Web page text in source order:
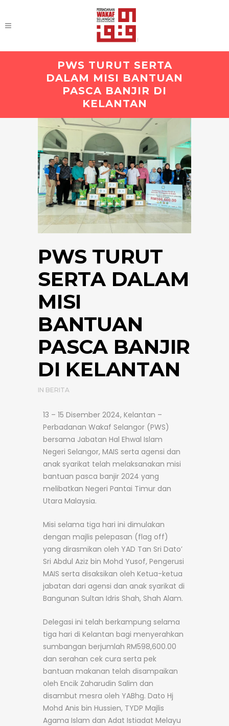
PWS TURUT SERTA
DALAM MISI BANTUAN
PASCA BANJIR DI
KELANTAN
PWS TURUT
SERTA DALAM
MISI
BANTUAN
PASCA BANJIR
DI KELANTAN
IN BERITA
13 – 15 Disember 2024, Kelantan –
Perbadanan Wakaf Selangor (PWS)
bersama Jabatan Hal Ehwal Islam
Negeri Selangor, MAIS serta agensi dan
anak syarikat telah melaksanakan misi
bantuan pasca banjir 2024 yang
melibatkan Negeri Pantai Timur dan
Utara Malaysia.
Misi selama tiga hari ini dimulakan
dengan majlis pelepasan (flag off)
yang dirasmikan oleh YAD Tan Sri Dato’
Sri Abdul Aziz bin Mohd Yusof, Pengerusi
MAIS serta disaksikan oleh Ketua-ketua
jabatan dari agensi dan anak syarikat di
Bangunan Sultan Idris Shah, Shah Alam.
Delegasi ini telah berkampung selama
tiga hari di Kelantan bagi menyerahkan
sumbangan berjumlah RM598,600.00
dan serahan cek cura serta pek
bantuan makanan telah disampaikan
oleh Encik Zaharudin Salim dan
disambut mesra oleh YABhg. Dato Hj
Mohd Anis bin Hussien, TYDP Majlis
Agama Islam dan Adat Istiadat Melayu